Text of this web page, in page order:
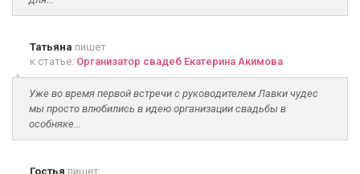
Татьяна пишет
к статье: Организатор свадеб Екатерина Акимова
Уже во время первой встречи с руководителем Лавки чудес
мы просто влюбились в идею организации свадьбы в
особняке...
Гостья пишет